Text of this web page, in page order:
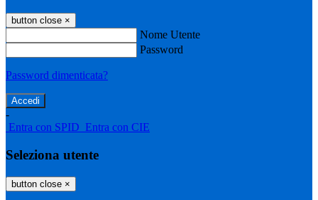
button close ×
Nome Utente
Password
Password dimenticata?
-
Entra con SPID Entra con CIE
Seleziona utente
button close ×